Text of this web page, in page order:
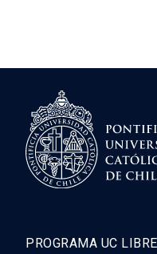
PROGRAMA UC